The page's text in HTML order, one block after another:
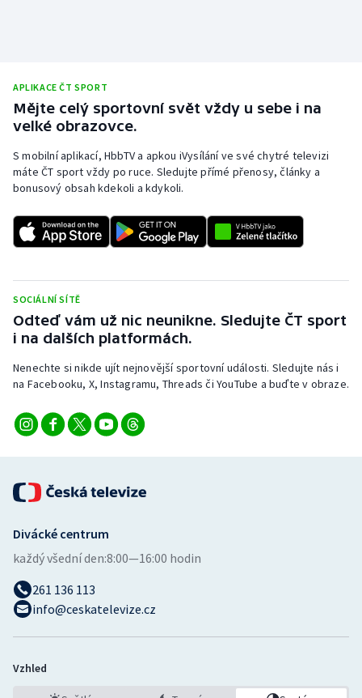
Plážový volejbal
Ragby
Rychlobruslení
Rychlostní kanoistika
Sportovní střelba
Stolní tenis
Triatlon
Veslování
Volejbal
Ostatní
APLIKACE ČT SPORT
Mějte celý sportovní svět vždy u sebe i na
velké obrazovce.
S mobilní aplikací, HbbTV a apkou iVysílání ve své chytré televizi
máte ČT sport vždy po ruce. Sledujte přímé přenosy, články a
bonusový obsah kdekoli a kdykoli.
SOCIÁLNÍ SÍTĚ
Odteď vám už nic neunikne. Sledujte ČT sport
i na dalších platformách.
Nenechte si nikde ujít nejnovější sportovní události. Sledujte nás i
na Facebooku, X, Instagramu, Threads či YouTube a buďte v obraze.
Divácké centrum
každý všední den:8:00—16:00 hodin
261 136 113
info@ceskatelevize.cz
Vzhled